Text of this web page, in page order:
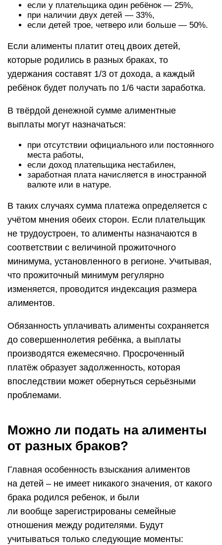
если у плательщика один ребёнок — 25%,
при наличии двух детей — 33%,
если детей трое, четверо или больше — 50%.
Если алименты платит отец двоих детей,
которые родились в разных браках, то
удержания составят 1/3 от дохода, а каждый
ребёнок будет получать по 1/6 части заработка.
В твёрдой денежной сумме алиментные
выплаты могут назначаться:
при отсутствии официального или постоянного
места работы,
если доход плательщика нестабилен,
заработная плата начисляется в иностранной
валюте или в натуре.
В таких случаях сумма платежа определяется с
учётом мнения обеих сторон. Если плательщик
не трудоустроен, то алименты назначаются в
соответствии с величиной прожиточного
минимума, установленного в регионе. Учитывая,
что прожиточный минимум регулярно
изменяется, проводится индексация размера
алиментов.
Обязанность уплачивать алименты сохраняется
до совершеннолетия ребёнка, а выплаты
производятся ежемесячно. Просроченный
платёж образует задолженность, которая
впоследствии может обернуться серьёзными
проблемами.
Можно ли подать на алименты
от разных браков?
Главная особенность взыскания алиментов
на детей – не имеет никакого значения, от какого
брака родился ребенок, и были
ли вообще зарегистрированы семейные
отношения между родителями. Будут
учитываться только следующие моменты: